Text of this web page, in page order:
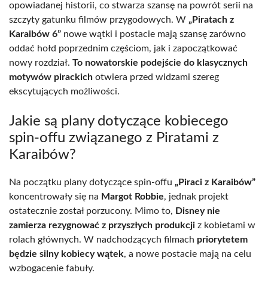
opowiadanej historii, co stwarza szansę na powrót serii na
szczyty gatunku filmów przygodowych. W „Piratach z
Karaibów 6” nowe wątki i postacie mają szansę zarówno
oddać hołd poprzednim częściom, jak i zapoczątkować
nowy rozdział. To nowatorskie podejście do klasycznych
motywów pirackich otwiera przed widzami szereg
ekscytujących możliwości.
Jakie są plany dotyczące kobiecego
spin-offu związanego z Piratami z
Karaibów?
Na początku plany dotyczące spin-offu „Piraci z Karaibów”
koncentrowały się na Margot Robbie, jednak projekt
ostatecznie został porzucony. Mimo to, Disney nie
zamierza rezygnować z przyszłych produkcji z kobietami w
rolach głównych. W nadchodzących filmach priorytetem
będzie silny kobiecy wątek, a nowe postacie mają na celu
wzbogacenie fabuły.